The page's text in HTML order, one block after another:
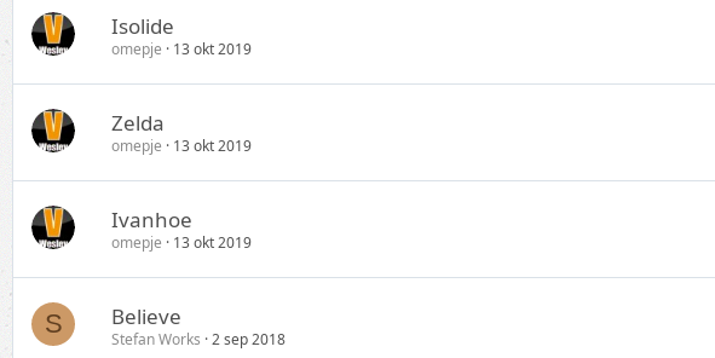
Isolide
omepje 13 okt 2019
Zelda
omepje 13 okt 2019
Ivanhoe
omepje 13 okt 2019
S Believe
Stefan Works 2 sep 2018